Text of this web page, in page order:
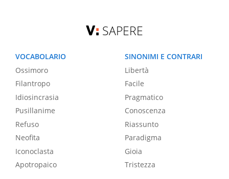
SAPERE
VOCABOLARIO
Ossimoro
Filantropo
Idiosincrasia
Pusillanime
Refuso
Neofita
Iconoclasta
Apotropaico
SINONIMI E CONTRARI
Libertà
Facile
Pragmatico
Conoscenza
Riassunto
Paradigma
Gioia
Tristezza